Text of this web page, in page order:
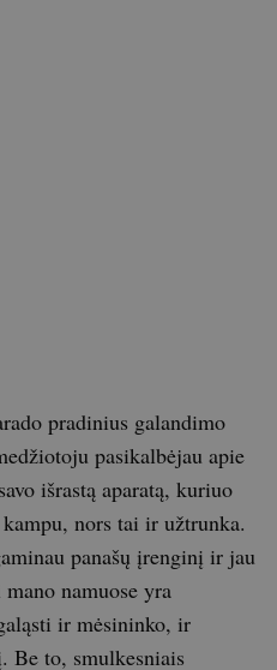
pradinius galandimo
pasikalbėjau apie
išrastą aparatą, kuriuo
nors tai ir užtrunka.
panašų įrenginį ir jau
namuose yra
ir mėsininko, ir
to, smulkesniais